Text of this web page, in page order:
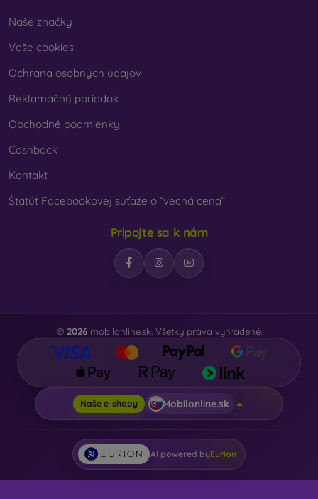
Naše značky
Vaše cookies
Ochrana osobných údajov
Reklamačný poriadok
Obchodné podmienky
Cashback
Kontakt
Štatút Facebookovej súťaže o “vecná cena”
Pripojte sa k nám
© 2026mobilonline.sk. Všetky práva vyhradené.
Naše e-shopy Mobilonline.sk
AI powered byEurion